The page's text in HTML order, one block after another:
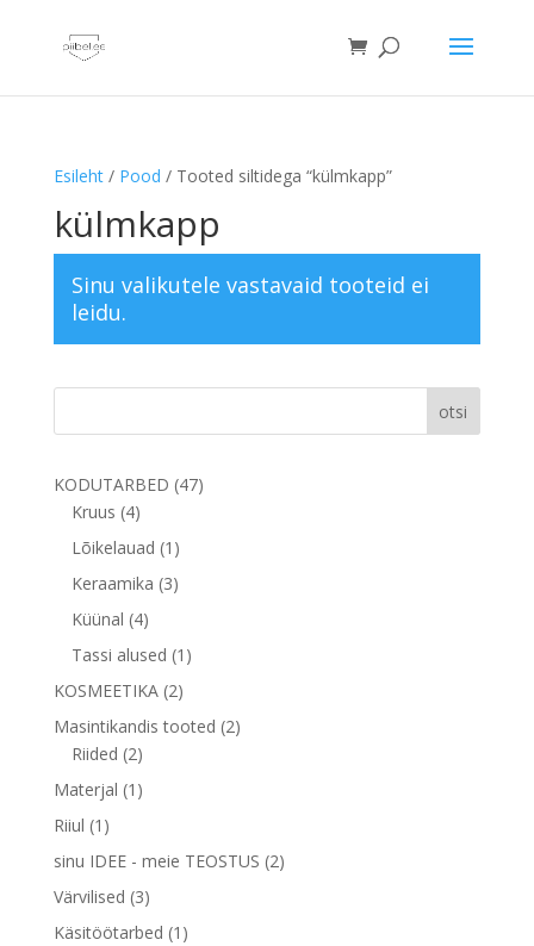
Esileht/ Pood / Tooted siltidega “külmkapp”
külmkapp
Sinu valikutele vastavaid tooteid ei
leidu.
otsi
KODUTARBED 4747
Kruus 44
toodet
Lõikelauad 1 1
toode
Keraamika 33
Küünal 44
toodet
Tassi alused 1 1
KOSMEETIKA 22
toodet
Masintikandis tooted 22
Riided 22
toodet
Materjal 1 1
Riiul 1 1
toode
sinu IDEE - meie TEOSTUS 22
Värvilised 33
toodet
Käsitöötarbed 1 1